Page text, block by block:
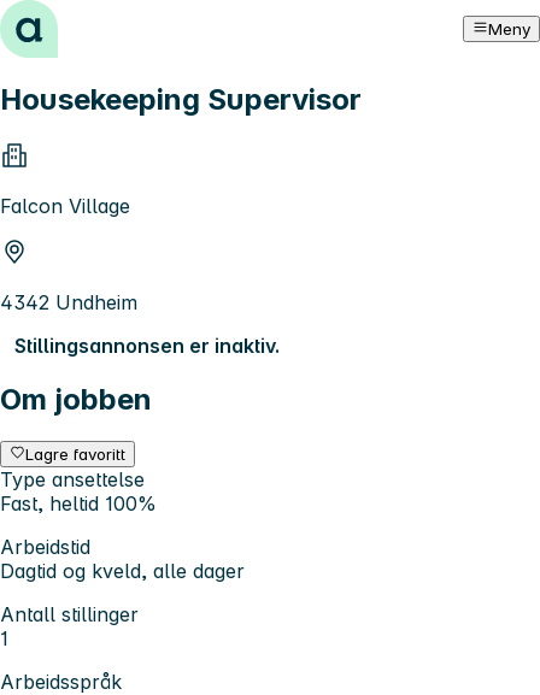
Hopp til innhold Meny
Housekeeping Supervisor
Falcon Village
4342 Undheim
Stillingsannonsen er inaktiv.
Om jobben
Lagre favoritt
Type ansettelse
Fast, heltid 100%
Arbeidstid
Dagtid og kveld, alle dager
Antall stillinger
1
Arbeidsspråk